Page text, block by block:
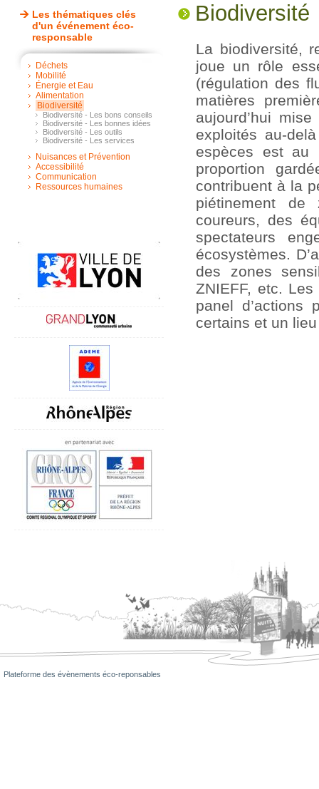
Les thématiques clés
d'un événement éco-
responsable
Déchets
Mobilité
Énergie et Eau
Alimentation
Biodiversité
Biodiversité - Les bons conseils
Biodiversité - Les bonnes idées
Biodiversité - Les outils
Biodiversité - Les services
Nuisances et Prévention
Accessibilité
Communication
Ressources humaines
Biodiversité
La biodiversité,
joue un rôle
(régulation des
matières
aujourd’hui
exploités au-
espèces est au
proportion
contribuent à la
piétinement de
coureurs, des
spectateurs
écosystèmes.
des zones
ZNIEFF, etc.
panel d’actions
certains et un
Plateforme des évènements éco-reponsables